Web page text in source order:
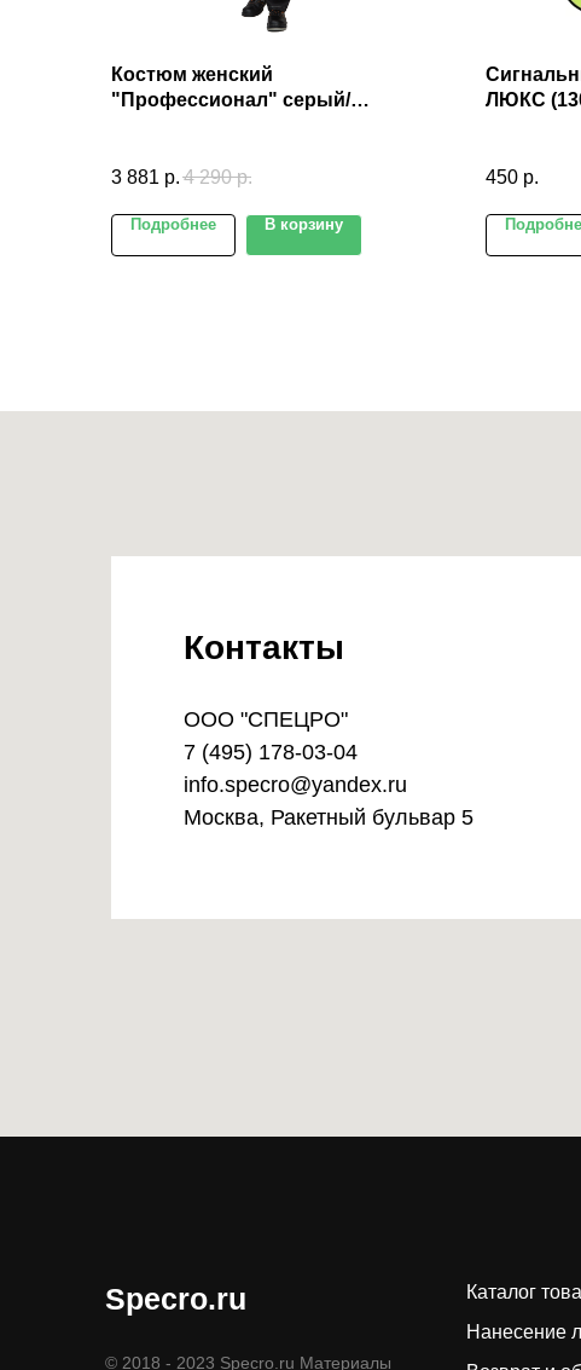
Костюм женский
"Профессионал" серый/
3 881 р. 4 290 р.
Подробнее В корзину
ЛЮКС
450 р.
Контакты
OOO "СПЕЦРО"
7 (495) 178-03-04
info.specro@yandex.ru
Москва, Ракетный бульвар 5
Specro.ru
© 2018 - 2023 Specro.ru Материалы
Каталог
Нанесение